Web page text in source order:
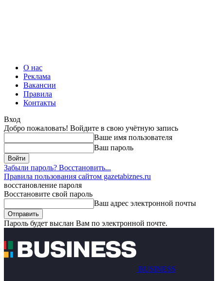
О нас
Реклама
Вакансии
Правила
Контакты
Вход
Добро пожаловать! Войдите в свою учётную запись
Ваше имя пользователя
Ваш пароль
Забыли пароль? Восстановить...
Правила пользования сайтом gazetabiznes.ru
восстановление пароля
Восстановите свой пароль
Ваш адрес электронной почты
Пароль будет выслан Вам по электронной почте.
BUSINESS